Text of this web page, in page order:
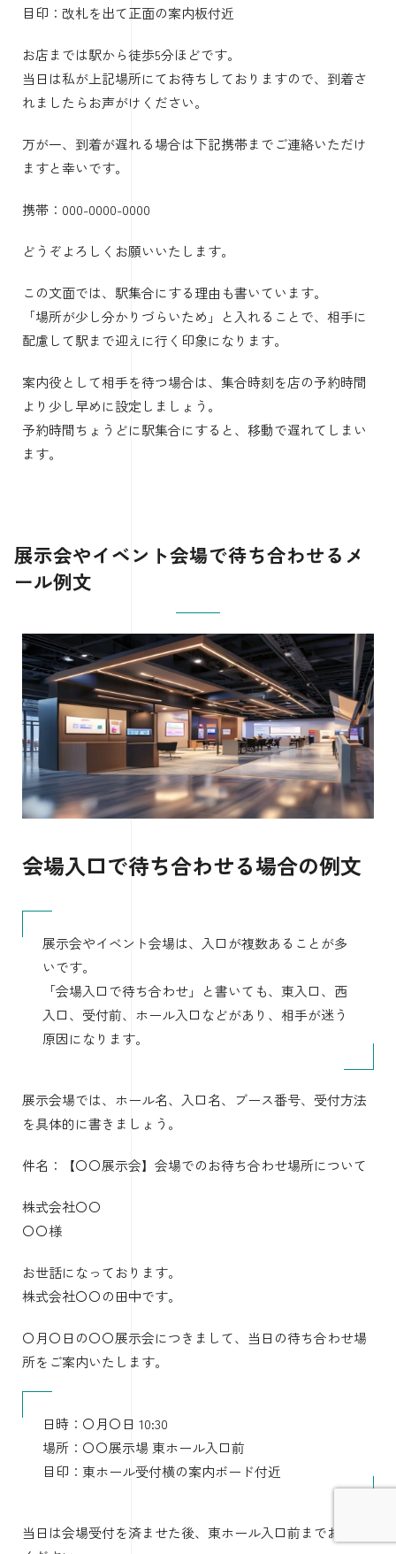
目印：改札を出て正面の案内板付近
お店までは駅から徒歩5分ほどです。
当日は私が上記場所にてお待ちしておりますので、到着さ
れましたらお声がけください。
万が一、到着が遅れる場合は下記携帯までご連絡いただけ
ますと幸いです。
携帯：000-0000-0000
どうぞよろしくお願いいたします。
この文面では、駅集合にする理由も書いています。
「場所が少し分かりづらいため」と入れることで、相手に
配慮して駅まで迎えに行く印象になります。
案内役として相手を待つ場合は、集合時刻を店の予約時間
より少し早めに設定しましょう。
予約時間ちょうどに駅集合にすると、移動で遅れてしまい
ます。
展示会やイベント会場で待ち合わせるメ
ール例文
会場入口で待ち合わせる場合の例文
展示会やイベント会場は、入口が複数あることが多
いです。
「会場入口で待ち合わせ」と書いても、東入口、西
入口、受付前、ホール入口などがあり、相手が迷う
原因になります。
展示会場では、ホール名、入口名、ブース番号、受付方法
を具体的に書きましょう。
件名：【〇〇展示会】会場でのお待ち合わせ場所について
株式会社〇〇
〇〇様
お世話になっております。
株式会社〇〇の田中です。
〇月〇日の〇〇展示会につきまして、当日の待ち合わせ場
所をご案内いたします。
日時：〇月〇日 10:30
場所：〇〇展示場 東ホール入口前
目印：東ホール受付横の案内ボード付近
当日は会場受付を済ませた後、東ホール入口前までお越し